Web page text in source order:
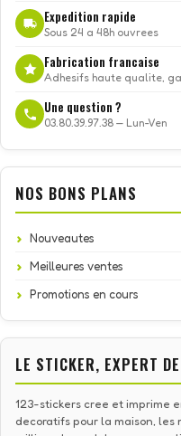
Expedition rapide
Sous 24 a 48h ouvrees
Fabrication francaise
Adhesifs haute qualite,
Une question ?
03.80.39.97.38 — Lun-Ven
NOS BONS PLANS
Nouveautes
Meilleures ventes
Promotions en cours
LE STICKER, EXPERT
123-stickers cree et imprime
decoratifs pour la maison, les